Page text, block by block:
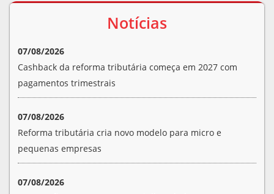
Notícias
07/08/2026
Cashback da reforma tributária começa em 2027 com
pagamentos trimestrais
07/08/2026
Reforma tributária cria novo modelo para micro e
pequenas empresas
07/08/2026